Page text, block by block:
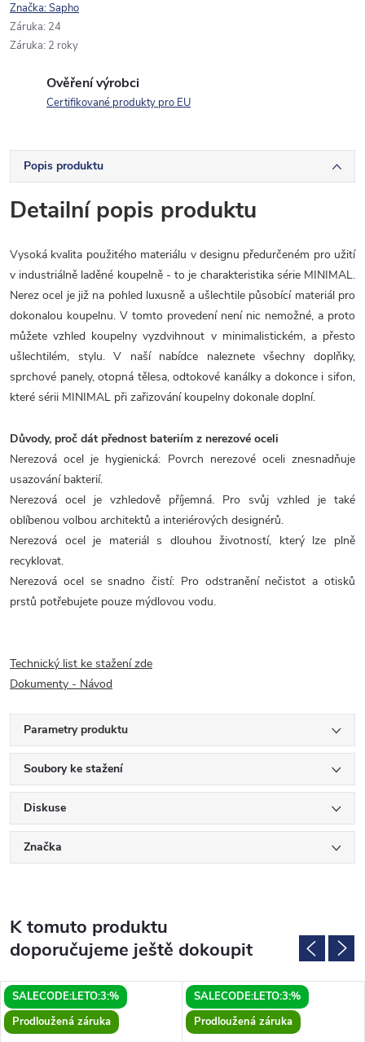
Značka:Sapho
Záruka: 24
Záruka: 2 roky
Ověření výrobci
Certifikované produkty pro EU
Popis produktu
Detailní popis produktu
Vysoká kvalita použitého materiálu v designu předurčeném pro užití
v industriálně laděné koupelně - to je charakteristika série MINIMAL.
Nerez ocel je již na pohled luxusně a ušlechtile působící materiál pro
dokonalou koupelnu. V tomto provedení není nic nemožné, a proto
můžete vzhled koupelny vyzdvihnout v minimalistickém, a přesto
ušlechtilém, stylu. V naší nabídce naleznete všechny doplňky,
sprchové panely, otopná tělesa, odtokové kanálky a dokonce i sifon,
které sérii MINIMAL při zařizování koupelny dokonale doplní.
Důvody, proč dát přednost bateriím z nerezové oceli
Nerezová ocel je hygienická: Povrch nerezové oceli znesnadňuje
usazování bakterií.
Nerezová ocel je vzhledově příjemná. Pro svůj vzhled je také
oblíbenou volbou architektů a interiérových designérů.
Nerezová ocel je materiál s dlouhou životností, který lze plně
recyklovat.
Nerezová ocel se snadno čistí: Pro odstranění nečistot a otisků
prstů potřebujete pouze mýdlovou vodu.
Technický list ke stažení zde
Dokumenty - Návod
Parametry produktu
Soubory ke stažení
Diskuse
Značka
K tomuto produktu
doporučujeme ještě dokoupit
SALECODE:LETO:3:%
Prodloužená záruka
SALECODE:LETO:3:%
Prodloužená záruka